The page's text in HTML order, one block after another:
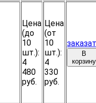
Цена
(до
10
шт.):
4
480
руб.
Цена
(от
10
шт.):
4
330
руб.
В
корзину